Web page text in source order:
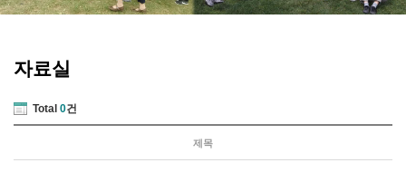
자료실
Total 0건
제목